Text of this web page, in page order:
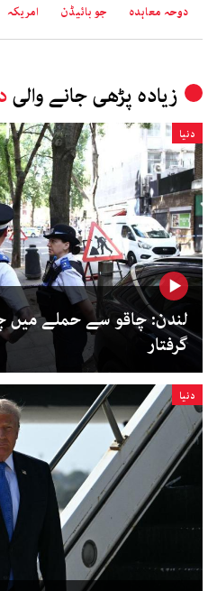
دوحہ معاہدہ
جو بائیڈن امریکہ
زیادہ پڑھی جانے والی
دنیا
لندن: چاقو سے حملے میں
گرفتار
دنیا